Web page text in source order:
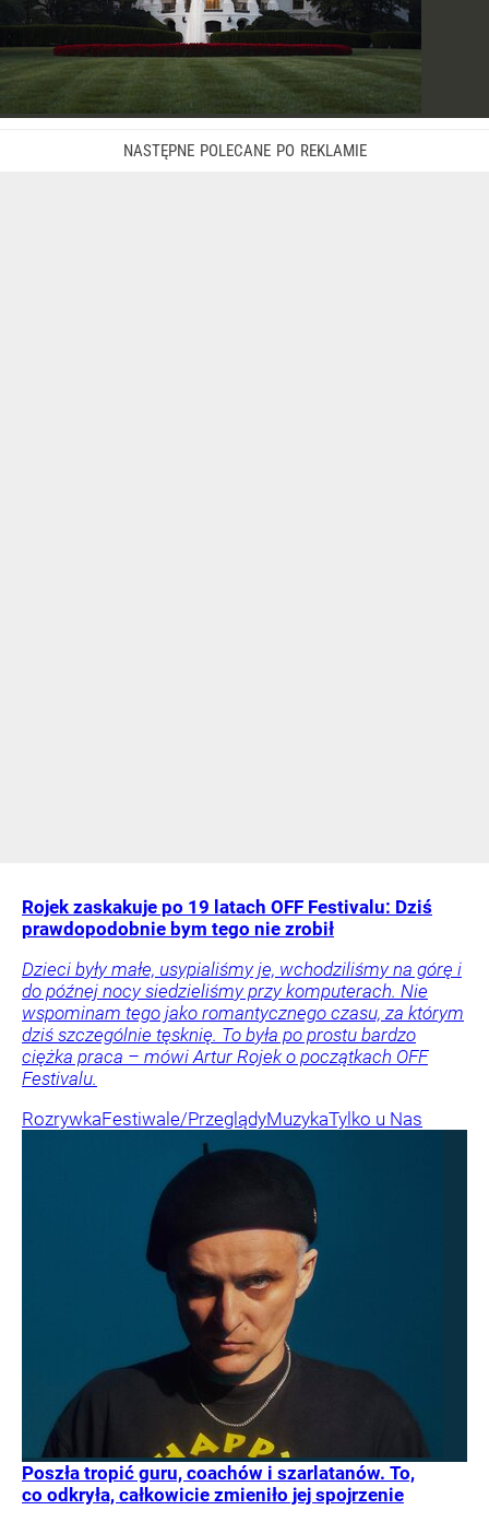
Rojek zaskakuje po 19 latach OFF Festivalu: Dziś
prawdopodobnie bym tego nie zrobił
Dzieci były małe, usypialiśmy je, wchodziliśmy na górę i
do późnej nocy siedzieliśmy przy komputerach. Nie
wspominam tego jako romantycznego czasu, za którym
dziś szczególnie tęsknię. To była po prostu bardzo
ciężka praca – mówi Artur Rojek o początkach OFF
Festivalu.
RozrywkaFestiwale/PrzeglądyMuzykaTylko u Nas
Poszła tropić guru, coachów i szarlatanów. To,
co odkryła, całkowicie zmieniło jej spojrzenie